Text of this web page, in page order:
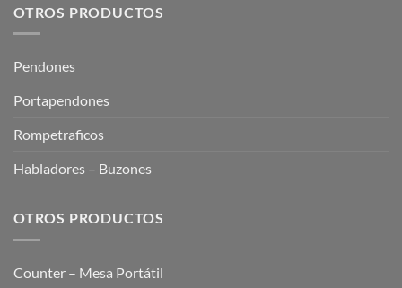
OTROS PRODUCTOS
Pendones
Portapendones
Rompetraficos
Habladores – Buzones
OTROS PRODUCTOS
Counter – Mesa Portátil